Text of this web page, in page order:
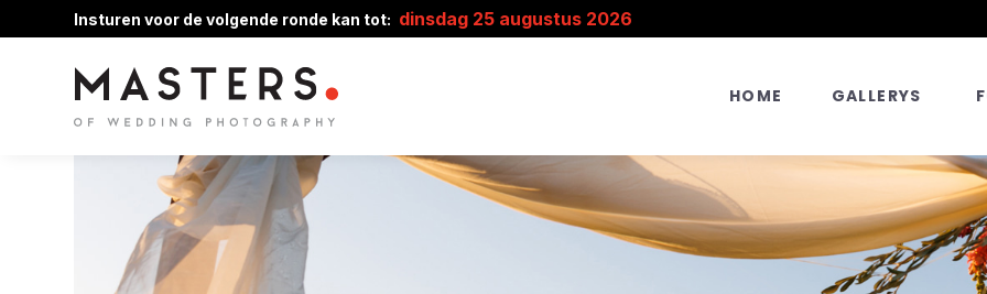
Insturen voor de volgende ronde kan tot: dinsdag 25 augustus 2026
HOME GALLERYS